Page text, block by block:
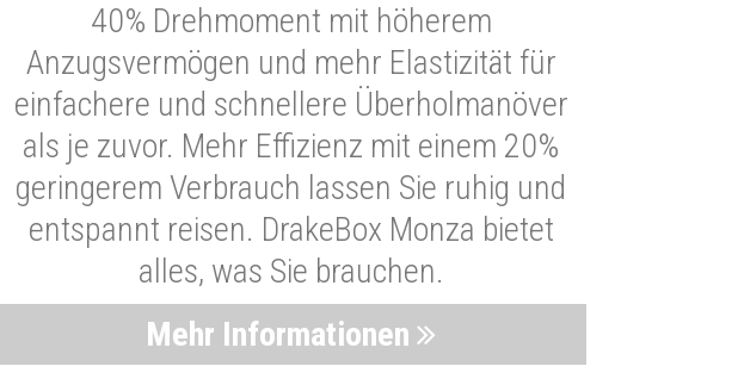
40% Drehmoment mit höherem
Anzugsvermögen und mehr Elastizität für
einfachere und schnellere Überholmanöver
als je zuvor. Mehr Effizienz mit einem 20%
geringerem Verbrauch lassen Sie ruhig und
entspannt reisen. DrakeBox Monza bietet
alles, was Sie brauchen.
Mehr Informationen